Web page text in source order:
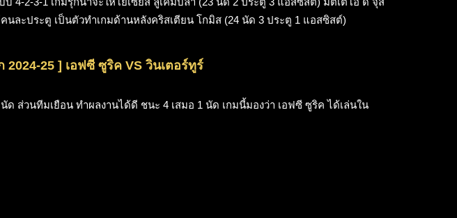
ะประตู เป็นตัวทำเกมด้านหลังคริสเตียน โกมิส (24 นัด 3 ประตู 1 แอสซิสต์)
25 ] เอฟซี ซูริค VS วินเตอร์ทูร์
นัด ส่วนทีมเยือน ทำผลงานได้ดี ชนะ 4 เสมอ 1 นัด เกมนี้มองว่า เอฟซี ซูริค ได้เล่นใน